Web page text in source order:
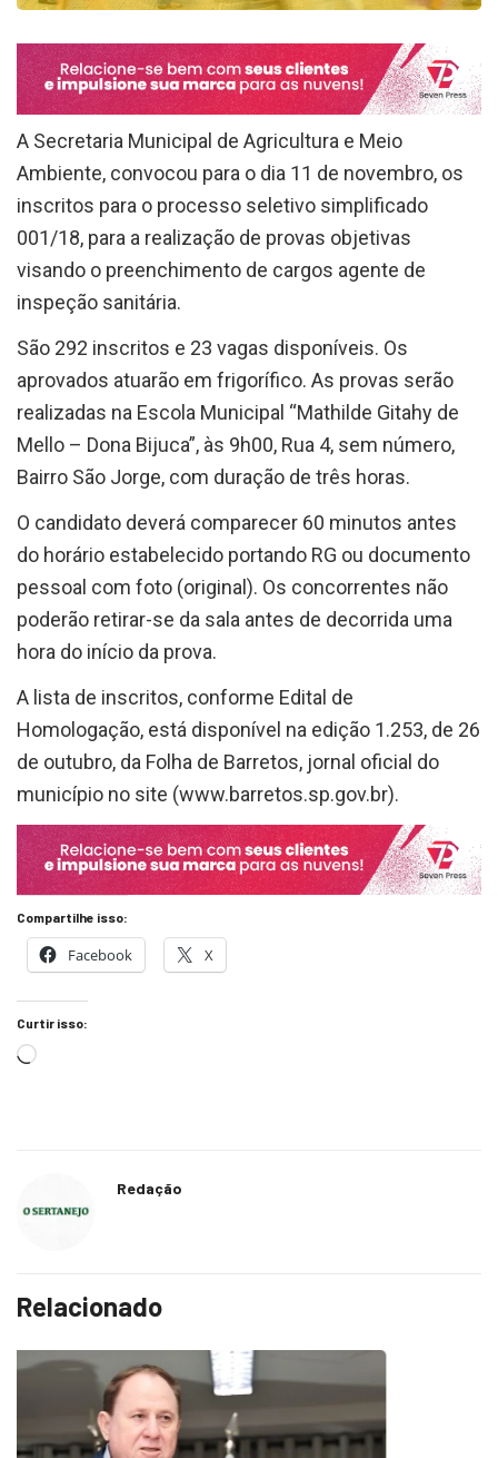
A Secretaria Municipal de Agricultura e Meio
Ambiente, convocou para o dia 11 de novembro, os
inscritos para o processo seletivo simplificado
001/18, para a realização de provas objetivas
visando o preenchimento de cargos agente de
inspeção sanitária.
São 292 inscritos e 23 vagas disponíveis. Os
aprovados atuarão em frigorífico. As provas serão
realizadas na Escola Municipal “Mathilde Gitahy de
Mello – Dona Bijuca”, às 9h00, Rua 4, sem número,
Bairro São Jorge, com duração de três horas.
O candidato deverá comparecer 60 minutos antes
do horário estabelecido portando RG ou documento
pessoal com foto (original). Os concorrentes não
poderão retirar-se da sala antes de decorrida uma
hora do início da prova.
A lista de inscritos, conforme Edital de
Homologação, está disponível na edição 1.253, de 26
de outubro, da Folha de Barretos, jornal oficial do
município no site (www.barretos.sp.gov.br).
Compartilhe isso:
Facebook X
Curtir isso:
Redação
Relacionado